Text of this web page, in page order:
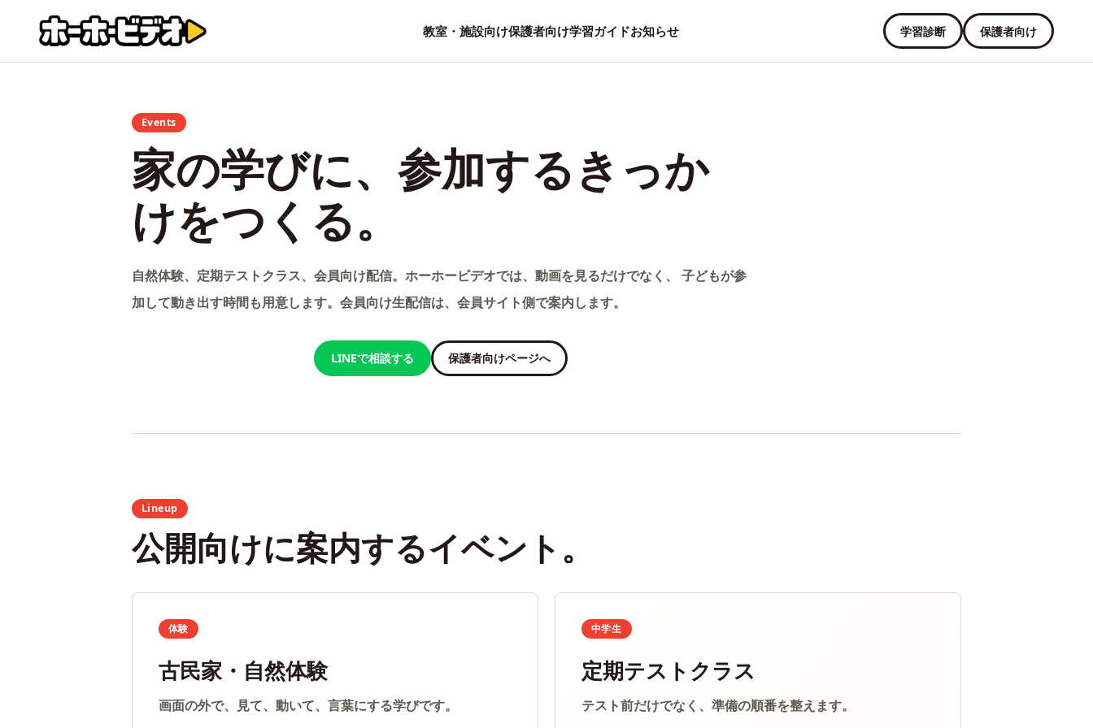
教室・施設向け保護者向け学習ガイドお知らせ 学習診断 保護者向け
Events
家の学びに、参加するきっか
けをつくる。
自然体験、定期テストクラス、会員向け配信。ホーホービデオでは、動画を見るだけでなく、 子どもが参
加して動き出す時間も用意します。会員向け生配信は、会員サイト側で案内します。
LINEで相談する 保護者向けページへ
Lineup
公開向けに案内するイベント。
体験
古民家・自然体験
画面の外で、見て、動いて、言葉にする学びです。
中学生
定期テストクラス
テスト前だけでなく、準備の順番を整えます。